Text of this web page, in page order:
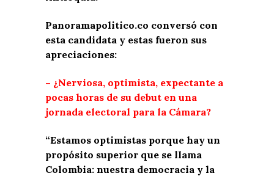
Panoramapolitico.co conversó con
esta candidata y estas fueron sus
apreciaciones:
– ¿Nerviosa, optimista, expectante a
pocas horas de su debut en una
jornada electoral para la Cámara?
“Estamos optimistas porque hay un
propósito superior que se llama
Colombia: nuestra democracia y la